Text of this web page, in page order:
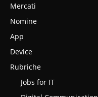
Mercati
Nomine
App
Device
Rubriche
Jobs for IT